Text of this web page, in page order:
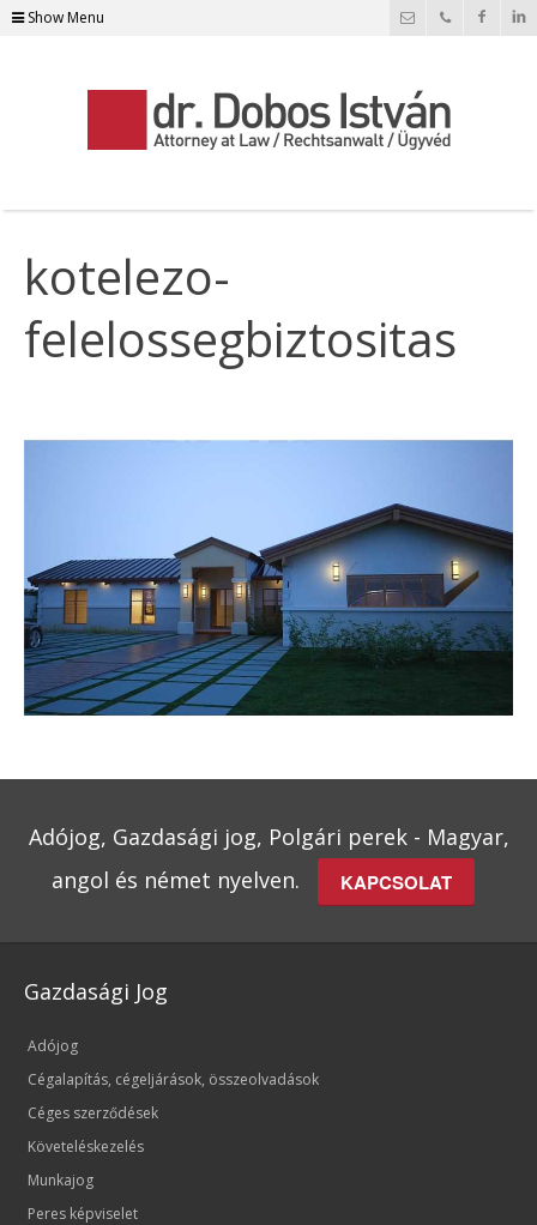
Show Menu
kotelezo-
felelossegbiztositas
Adójog, Gazdasági jog, Polgári perek - Magyar,
angol és német nyelven.
KAPCSOLAT
Gazdasági Jog
Adójog
Cégalapítás, cégeljárások, összeolvadások
Céges szerződések
Követeléskezelés
Munkajog
Peres képviselet